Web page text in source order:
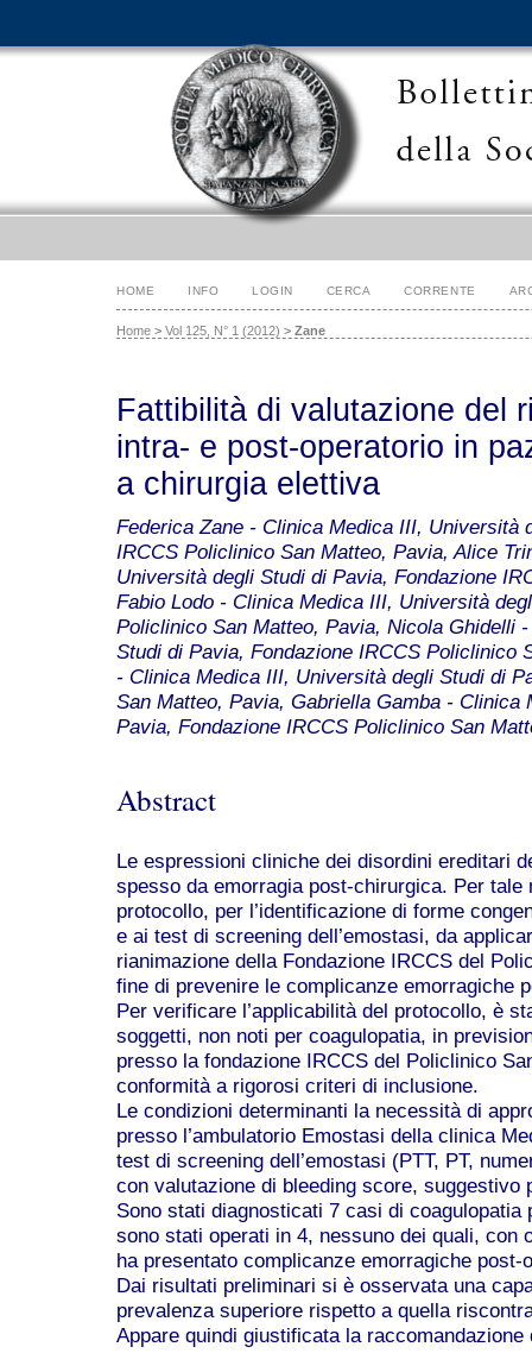
HOME INFO LOGIN CERCA CORRENTE
Home > Vol 125, N° 1 (2012) > Zane
Fattibilità di valutazione del
intra- e post-operatorio in
a chirurgia elettiva
Federica Zane - Clinica Medica III, Università
IRCCS Policlinico San Matteo, Pavia, Alice
Università degli Studi di Pavia, Fondazione
Fabio Lodo - Clinica Medica III, Università
Policlinico San Matteo, Pavia, Nicola Ghidelli
Studi di Pavia, Fondazione IRCCS Policlinico
- Clinica Medica III, Università degli Studi di
San Matteo, Pavia, Gabriella Gamba -
Pavia, Fondazione IRCCS Policlinico San
Abstract
Le espressioni cliniche dei disordini ereditari
spesso da emorragia post-chirurgica. Per tale
protocollo, per l’identificazione di forme
e ai test di screening dell’emostasi, da
rianimazione della Fondazione IRCCS del
fine di prevenire le complicanze emorragiche
Per verificare l’applicabilità del protocollo, è
soggetti, non noti per coagulopatia, in
presso la fondazione IRCCS del Policlinico
conformità a rigorosi criteri di inclusione.
Le condizioni determinanti la necessità di
presso l’ambulatorio Emostasi della clinica
test di screening dell’emostasi (PTT, PT,
con valutazione di bleeding score, suggestivo
Sono stati diagnosticati 7 casi di coagulopatia
sono stati operati in 4, nessuno dei quali, con
ha presentato complicanze emorragiche post-
Dai risultati preliminari si è osservata una
prevalenza superiore rispetto a quella
Appare quindi giustificata la raccomandazione